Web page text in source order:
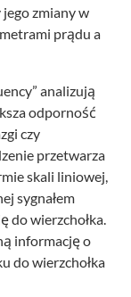
zmiany w
prądu a
analizują
odporność
czy
przetwarza
skali liniowej,
sygnałem
do wierzchołka.
informację o
do wierzchołka